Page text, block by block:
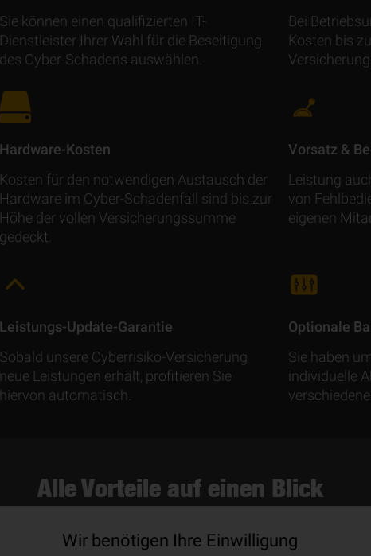
Sie können einen qualifizierten IT-
Dienstleister Ihrer Wahl für die Beseitigung
des Cyber-Schadens auswählen.
Bei
Kosten bis
Hardware-Kosten
Kosten für den notwendigen Austausch der
Hardware im Cyber-Schadenfall sind bis zur
Höhe der vollen Versicherungs­summe
gedeckt.
Vorsatz &
Leistung
von
eigenen
Leistungs-Update-Garantie
Sobald unsere Cyberrisiko-Versicherung
neue Leistungen erhält, profitieren Sie
hiervon automatisch.
Optionale
Sie haben
individuelle
Alle Vorteile auf einen Blick
abschließen sollten und wogegen Sie die
Wir benötigen Ihre Einwilligung